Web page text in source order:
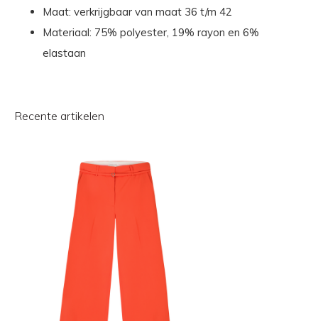
Maat: verkrijgbaar van maat 36 t/m 42
Materiaal: 75% polyester, 19% rayon en 6%
elastaan
Recente artikelen